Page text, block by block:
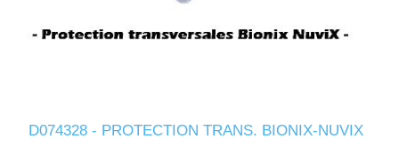
D074328 - PROTECTION TRANS. BIONIX-NUVIX